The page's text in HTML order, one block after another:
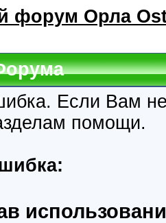
форум Орла
Если Вам
помощи.